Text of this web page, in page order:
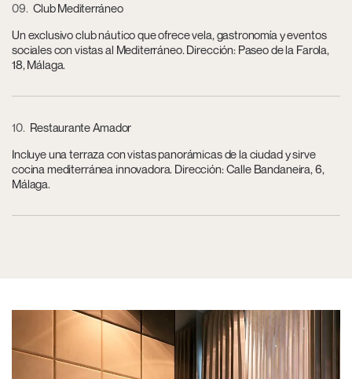
09 Club Mediterráneo
Un exclusivo club náutico que ofrece vela, gastronomía y eventos
sociales con vistas al Mediterráneo. Dirección: Paseo de la Farola,
18, Málaga.
10 Restaurante Amador
Incluye una terraza con vistas panorámicas de la ciudad y sirve
cocina mediterránea innovadora. Dirección: Calle Bandaneira, 6,
Málaga.